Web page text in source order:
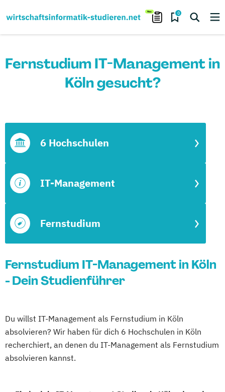
0
Fernstudium IT-Management in
Köln gesucht?
Fernstudium
IT-Management
6 Hochschulen
Fernstudium IT-Management in Köln
- Dein Studienführer
Du willst IT-Management als Fernstudium in Köln
absolvieren? Wir haben für dich 6 Hochschulen in Köln
recherchiert, an denen du IT-Management als Fernstudium
absolvieren kannst.